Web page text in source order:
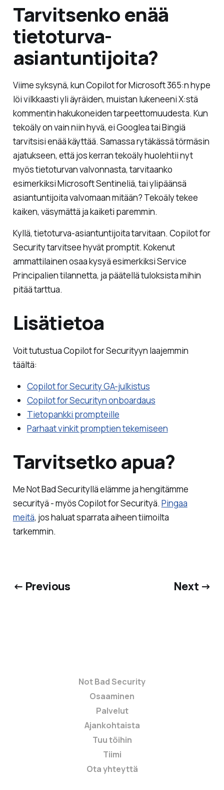
Tarvitsenko enää
tietoturva-
asiantuntijoita?
Viime syksynä, kun Copilot for Microsoft 365:n hype
löi vilkkaasti yli äyräiden, muistan lukeneeni X:stä
kommentin hakukoneiden tarpeettomuudesta. Kun
tekoäly on vain niin hyvä, ei Googlea tai Bingiä
tarvitsisi enää käyttää. Samassa rytäkässä törmäsin
ajatukseen, että jos kerran tekoäly huolehtii nyt
myös tietoturvan valvonnasta, tarvitaanko
esimerkiksi Microsoft Sentineliä, tai ylipäänsä
asiantuntijoita valvomaan mitään? Tekoäly tekee
kaiken, väsymättä ja kaiketi paremmin.
Kyllä, tietoturva-asiantuntijoita tarvitaan. Copilot for
Security tarvitsee hyvät promptit. Kokenut
ammattilainen osaa kysyä esimerkiksi Service
Principalien tilannetta, ja päätellä tuloksista mihin
pitää tarttua.
Lisätietoa
Voit tutustua Copilot for Securityyn laajemmin
täältä:
Copilot for Security GA-julkistus
Copilot for Securityn onboardaus
Tietopankki prompteille
Parhaat vinkit promptien tekemiseen
Tarvitsetko apua?
Me Not Bad Securityllä elämme ja hengitämme
securityä - myös Copilot for Securityä. Pingaa
meitä, jos haluat sparrata aiheen tiimoilta
tarkemmin.
← Previous Next →
Not Bad Security
Osaaminen
Palvelut
Ajankohtaista
Tuu töihin
Tiimi
Ota yhteyttä